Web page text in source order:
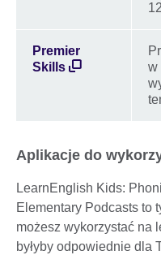
Premier
Skills
w
Aplikacje do
LearnEnglish Kids:
Elementary Podcasts to
możesz wykorzystać na
byłyby odpowiednie dla